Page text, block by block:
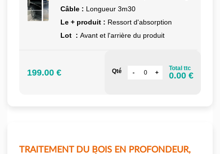
Câble : Longueur 3m30
Le + produit : Ressort d'absorption
Lot : Avant et l'arrière du produit
199.00 € Qté Total ttc
0.00 €
TRAITEMENT DU BOIS EN PROFONDEUR,